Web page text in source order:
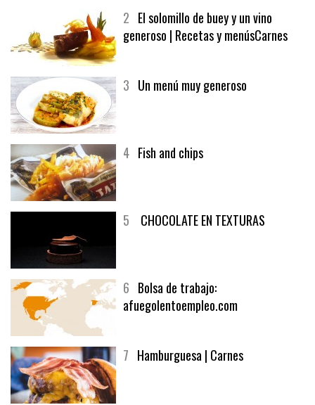
2 El solomillo de buey y un vino
generoso | Recetas y menúsCarnes
3 Un menú muy generoso
4 Fish and chips
5 CHOCOLATE EN TEXTURAS
6 Bolsa de trabajo:
afuegolentoempleo.com
7 Hamburguesa | Carnes